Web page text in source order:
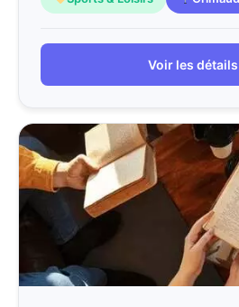
Voir les détails